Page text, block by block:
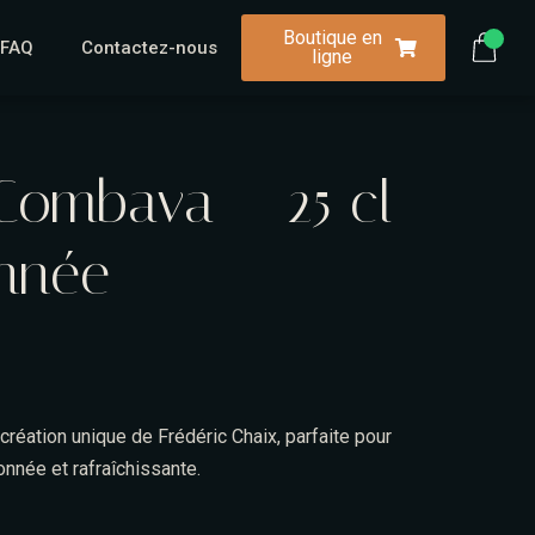
FAQ Contactez-nous
Boutique en
ligne
– 25 cl –
unique de Frédéric Chaix, parfaite pour
et rafraîchissante.